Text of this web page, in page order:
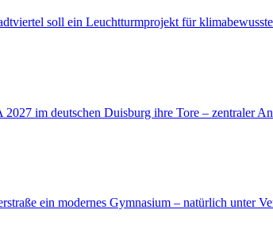
soll ein Leuchtturmprojekt für
im deutschen Duisburg ihre Tore – zentraler
ein modernes Gymnasium – natürlich unter